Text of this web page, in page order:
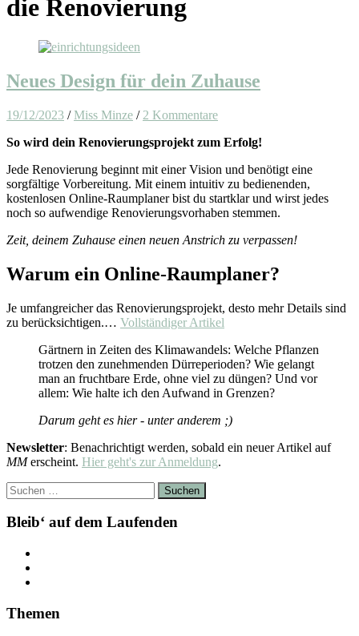
die Renovierung
Neues Design für dein Zuhause
19/12/2023 /Miss Minze / 2 Kommentare
So wird dein Renovierungsprojekt zum Erfolg!
Jede Renovierung beginnt mit einer Vision und benötigt eine
sorgfältige Vorbereitung. Mit einem intuitiv zu bedienenden,
kostenlosen Online-Raumplaner bist du startklar und wirst jedes
noch so aufwendige Renovierungsvorhaben stemmen.
Zeit, deinem Zuhause einen neuen Anstrich zu verpassen!
Warum ein Online-Raumplaner?
Je umfangreicher das Renovierungsprojekt, desto mehr Details sind
zu berücksichtigen.… Vollständiger Artikel
Gärtnern in Zeiten des Klimawandels: Welche Pflanzen
trotzen den zunehmenden Dürreperioden? Wie gelangt
man an fruchtbare Erde, ohne viel zu düngen? Und vor
allem: Wie halte ich den Aufwand in Grenzen?
Darum geht es hier - unter anderem ;)
Newsletter: Benachrichtigt werden, sobald ein neuer Artikel auf
MMerscheint. Hier geht's zur Anmeldung.
Suchen
nach:
Bleib‘ auf dem Laufenden
Themen